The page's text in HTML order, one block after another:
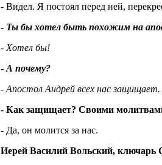
- Видел. Я постоял перед ней,
- Ты бы хотел быть похожим на
- Хотел бы!
- А почему?
- Апостол Андрей всех нас защищает.
- Как защищает? Своими
- Да, он молится за нас.
Иерей Василий Вольский, ключарь